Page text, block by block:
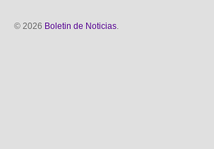
© 2026 Boletin de Noticias.